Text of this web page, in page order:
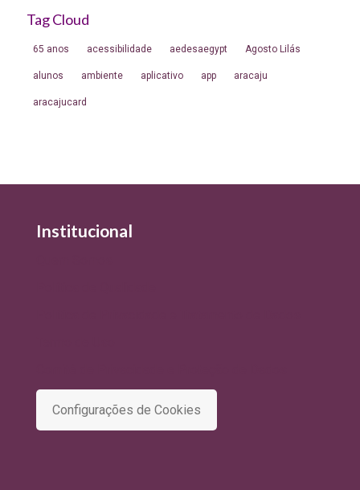
Tag Cloud
65 anos acessibilidade aedesaegypt Agosto Lilás
alunos ambiente aplicativo app aracaju
aracajucard
Institucional
Configurações de Cookies